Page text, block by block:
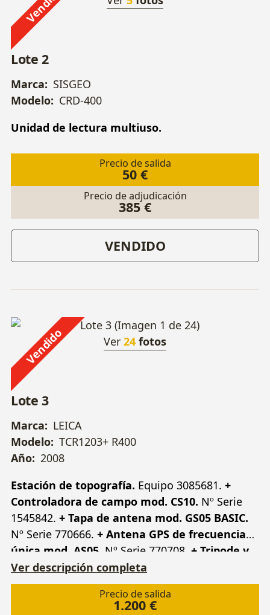
Lote 2
Marca: SISGEO
Modelo: CRD-400
Unidad de lectura multiuso.
Precio de salida
50 €
Precio de adjudicación
385 €
VENDIDO
Vendido Ver 24 fotos
Lote 3
Marca: LEICA
Modelo: TCR1203+ R400
Año: 2008
Estación de topografía. Equipo 3085681. +
Controladora de campo mod. CS10. Nº Serie
1545842. + Tapa de antena mod. GS05 BASIC.
Nº Serie 770666. + Antena GPS de frecuencia
única mod. AS05. Nº Serie 770708. + Tripode y
varios.
Ver descripción completa
Precio de salida
1.200 €